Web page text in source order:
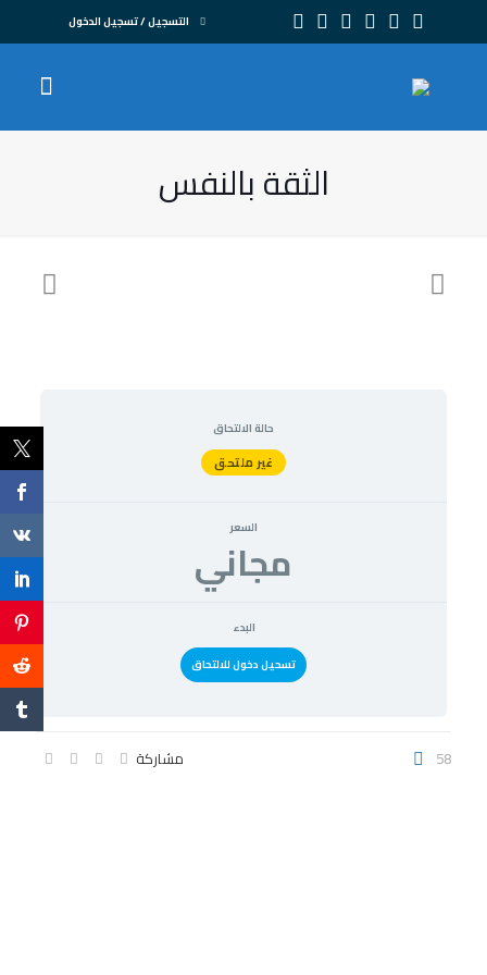
التسجيل / تسجيل الدخول
الثقة بالنفس
حالة الالتحاق
غير ملتحق
السعر
مجاني
البدء
تسحيل دخول للالتحاق
مشاركة 58